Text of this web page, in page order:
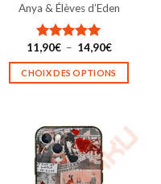
Anya & Élèves d’Eden
Note5.00
sur 5
11,90€ – 14,90€Plage
prix :
11,90€
CHOIX DES OPTIONS
a
plusieurs
variations.
Les